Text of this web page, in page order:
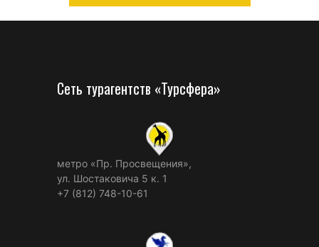
Сеть турагентств «Турсфера»
метро «Пр. Просвещения»,
ул. Шостаковича 5 к. 1
+7 (812) 748-10-61